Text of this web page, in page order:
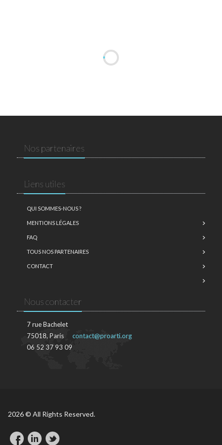
Nos partenaires
Liens utiles
QUI SOMMES-NOUS ?
MENTIONS LÉGALES
FAQ
TOUS NOS PARTENAIRES
CONTACT
Nous contacter
7 rue Bachelet
75018, Paris
06 52 37 93 09
contact@proarti.org
2026 © All Rights Reserved.